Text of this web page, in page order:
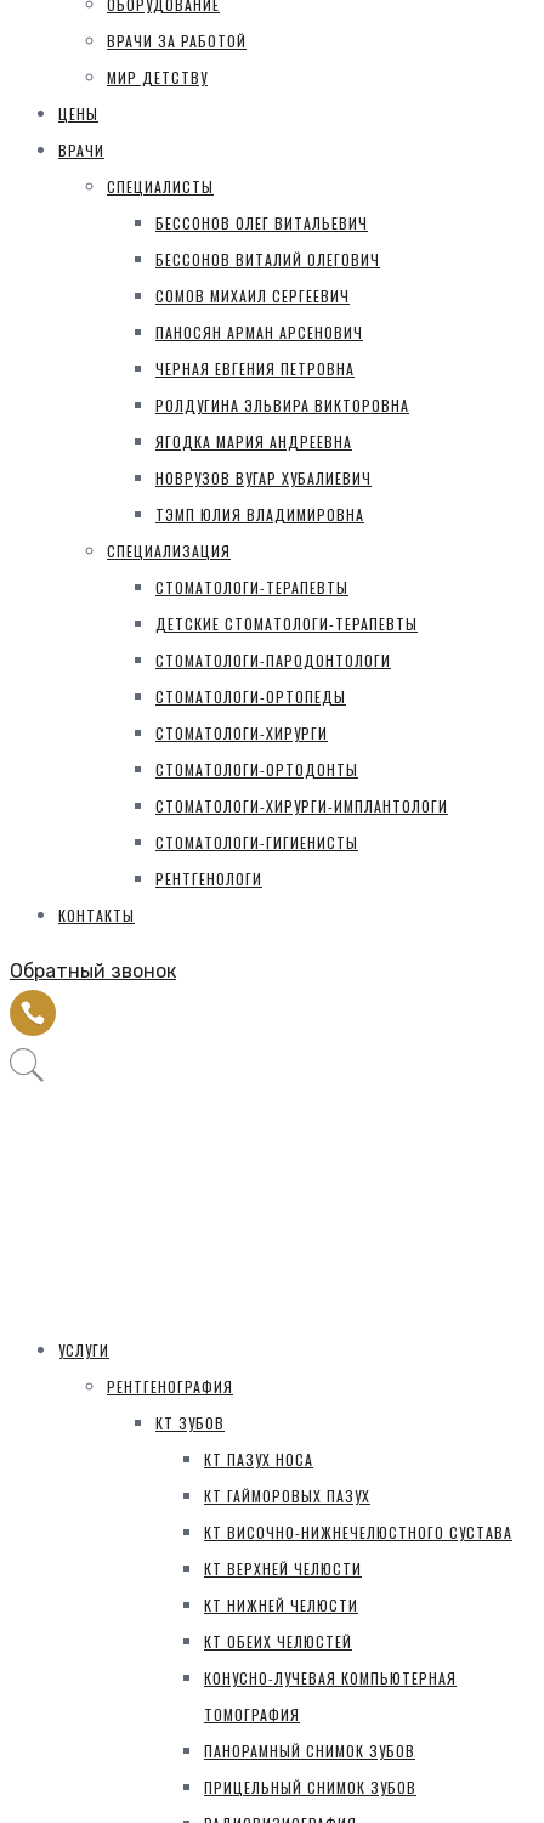
ОБОРУДОВАНИЕ
ВРАЧИ ЗА РАБОТОЙ
МИР ДЕТСТВУ
ЦЕНЫ
ВРАЧИ
СПЕЦИАЛИСТЫ
БЕССОНОВ ОЛЕГ ВИТАЛЬЕВИЧ
БЕССОНОВ ВИТАЛИЙ ОЛЕГОВИЧ
СОМОВ МИХАИЛ СЕРГЕЕВИЧ
ПАНОСЯН АРМАН АРСЕНОВИЧ
ЧЕРНАЯ ЕВГЕНИЯ ПЕТРОВНА
РОЛДУГИНА ЭЛЬВИРА ВИКТОРОВНА
ЯГОДКА МАРИЯ АНДРЕЕВНА
НОВРУЗОВ ВУГАР ХУБАЛИЕВИЧ
ТЭМП ЮЛИЯ ВЛАДИМИРОВНА
СПЕЦИАЛИЗАЦИЯ
СТОМАТОЛОГИ-ТЕРАПЕВТЫ
ДЕТСКИЕ СТОМАТОЛОГИ-ТЕРАПЕВТЫ
СТОМАТОЛОГИ-ПАРОДОНТОЛОГИ
СТОМАТОЛОГИ-ОРТОПЕДЫ
СТОМАТОЛОГИ-ХИРУРГИ
СТОМАТОЛОГИ-ОРТОДОНТЫ
СТОМАТОЛОГИ-ХИРУРГИ-ИМПЛАНТОЛОГИ
СТОМАТОЛОГИ-ГИГИЕНИСТЫ
РЕНТГЕНОЛОГИ
КОНТАКТЫ
Обратный звонок
УСЛУГИ
РЕНТГЕНОГРАФИЯ
КТ ЗУБОВ
КТ ПАЗУХ НОСА
КТ ГАЙМОРОВЫХ ПАЗУХ
КТ ВИСОЧНО-НИЖНЕЧЕЛЮСТНОГО СУСТАВА
КТ ВЕРХНЕЙ ЧЕЛЮСТИ
КТ НИЖНЕЙ ЧЕЛЮСТИ
КТ ОБЕИХ ЧЕЛЮСТЕЙ
КОНУСНО-ЛУЧЕВАЯ КОМПЬЮТЕРНАЯ
ТОМОГРАФИЯ
ПАНОРАМНЫЙ СНИМОК ЗУБОВ
ПРИЦЕЛЬНЫЙ СНИМОК ЗУБОВ